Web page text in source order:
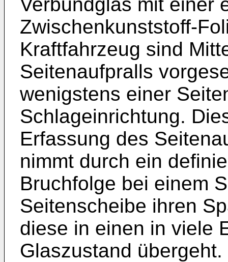
Zwischenkunststoff-
Kraftfahrzeug sind
Seitenaufpralls
wenigstens einer
Schlageinrichtung.
Erfassung des
nimmt durch ein
Bruchfolge bei einem
Seitenscheibe ihren
diese in einen in viele
Glaszustand übergeht.